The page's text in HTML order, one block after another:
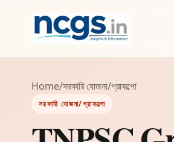
Home/সরকারি যোজনা/প্রাকল্পো
সরকারি যোজনা/প্রাকল্পো